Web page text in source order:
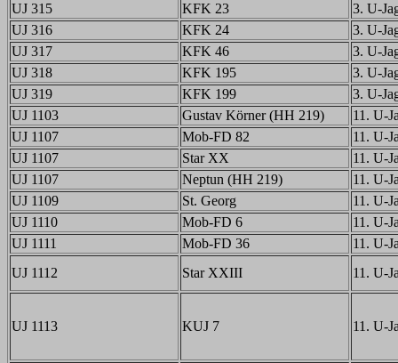
UJ 315
KFK 23
3. U-
UJ 316
KFK 24
3. U-
UJ 317
KFK 46
3. U-
UJ 318
KFK 195
3. U-
UJ 319
KFK 199
3. U-
UJ 1103
Gustav Körner (HH 219)
11. U-
UJ 1107
Mob-FD 82
11. U-
UJ 1107
Star XX
11. U-
UJ 1107
Neptun (HH 219)
11. U-
UJ 1109
St. Georg
11. U-
UJ 1110
Mob-FD 6
11. U-
UJ 1111
Mob-FD 36
11. U-
UJ 1112
Star XXIII 11. U-
UJ 1113 KUJ 7 11. U-